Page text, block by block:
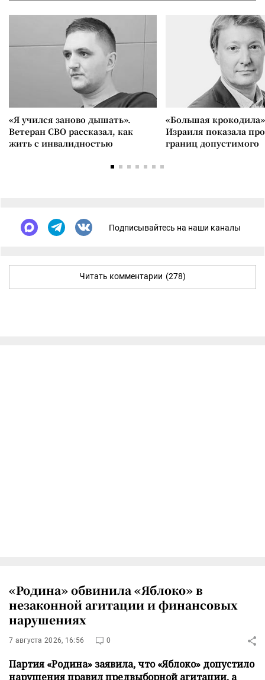
«Я учился заново дышать».
Ветеран СВО рассказал, как
жить с инвалидностью
«Большая
Израиля показала
границ допустимого
Подписывайтесь на наши каналы
Читать комментарии (278)
«Родина» обвинила «Яблоко» в
незаконной агитации и финансовых
нарушениях
7 августа 2026, 16:56 0
Партия «Родина» заявила, что «Яблоко» допустило
нарушения правил предвыборной агитации, а